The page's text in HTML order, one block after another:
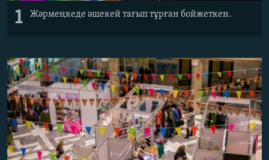
1 Жәрмеңкеде әшекей тағып тұрған бойжеткен.